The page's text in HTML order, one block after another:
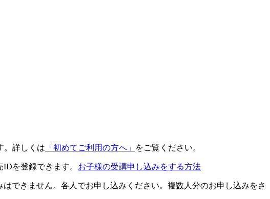
。詳しくは 「初めてご利用の方へ」 をご覧ください。
を登録できます。 お子様の受講申し込みをする方法
できません。各人でお申し込みください。複数人分のお申し込みをさ